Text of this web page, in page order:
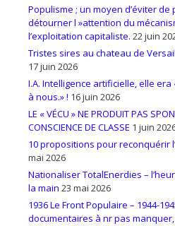
Populisme ; un moyen d’éviter
détourner l »attention du
l’exploitation capitaliste. 22 juin
Tristes sires au chateau de
17 juin 2026
I.A. Intelligence artificielle, elle era
à nous.» ! 16 juin 2026
LE « VÉCU » NE PRODUIT PAS
CONSCIENCE DE CLASSE 1 juin
10 propositions pour reconquérir
mai 2026
Nationaliser TotalEnerdies –
la main 23 mai 2026
1936 Le Front Populaire – 1944-
documentaires à nr pas